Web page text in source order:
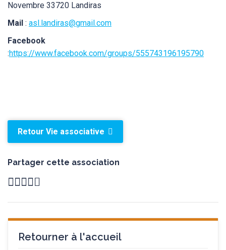
Novembre 33720 Landiras
Mail : asl.landiras@gmail.com
Facebook
:https://www.facebook.com/groups/555743196195790
Retour Vie associative
Partager cette association
Retourner à l'accueil